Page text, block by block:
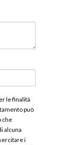
le finalità
può
che
alcuna
i